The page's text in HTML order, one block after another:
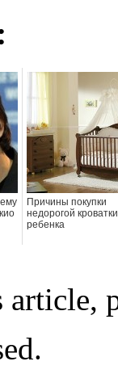
Причины покупки
недорогой
ребенка